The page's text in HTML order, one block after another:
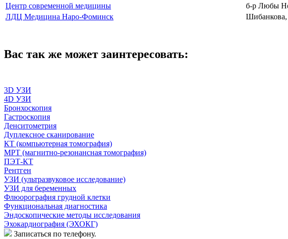
Центр современной медицины
б-р Любы
ЛДЦ Медицина Наро-Фоминск
Шибанкова,
Вас так же может заинтересовать:
3D УЗИ
4D УЗИ
Бронхоскопия
Гастроскопия
Денситометрия
Дуплексное сканирование
КТ (компьютерная томография)
МРТ (магнитно-резонансная томография)
ПЭТ-КТ
Рентген
УЗИ (ультразвуковое исследование)
УЗИ для беременных
Флюорография грудной клетки
Функциональная диагностика
Эндоскопические методы исследования
Эхокардиография (ЭХОКГ)
Записаться по телефону.